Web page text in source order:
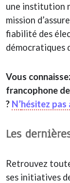
une institution
mission
fiabilité des
démocratiques
Vous
francophone
? N’hésitez pas
Les
Retrouvez
ses initiatives